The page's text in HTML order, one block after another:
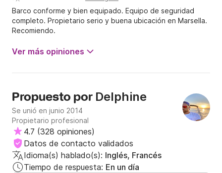
Barco conforme y bien equipado. Equipo de seguridad
completo. Propietario serio y buena ubicación en Marsella.
Recomiendo.
Ver más opiniones
Propuesto por Delphine
Se unió en junio 2014
Propietario profesional
4.7 (328 opiniones)
Datos de contacto validados
Idioma(s) hablado(s): Inglés, Francés
Tiempo de respuesta: En un día